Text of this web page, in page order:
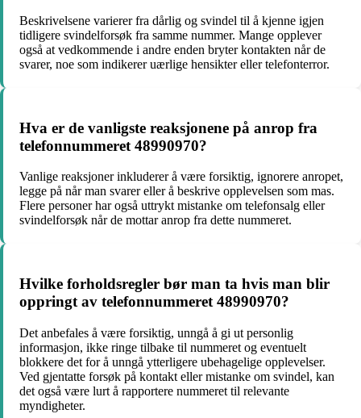
Beskrivelsene varierer fra dårlig og svindel til å kjenne igjen
tidligere svindelforsøk fra samme nummer. Mange opplever
også at vedkommende i andre enden bryter kontakten når de
svarer, noe som indikerer uærlige hensikter eller telefonterror.
Hva er de vanligste reaksjonene på anrop fra
telefonnummeret 48990970?
Vanlige reaksjoner inkluderer å være forsiktig, ignorere anropet,
legge på når man svarer eller å beskrive opplevelsen som mas.
Flere personer har også uttrykt mistanke om telefonsalg eller
svindelforsøk når de mottar anrop fra dette nummeret.
Hvilke forholdsregler bør man ta hvis man blir
oppringt av telefonnummeret 48990970?
Det anbefales å være forsiktig, unngå å gi ut personlig
informasjon, ikke ringe tilbake til nummeret og eventuelt
blokkere det for å unngå ytterligere ubehagelige opplevelser.
Ved gjentatte forsøk på kontakt eller mistanke om svindel, kan
det også være lurt å rapportere nummeret til relevante
myndigheter.